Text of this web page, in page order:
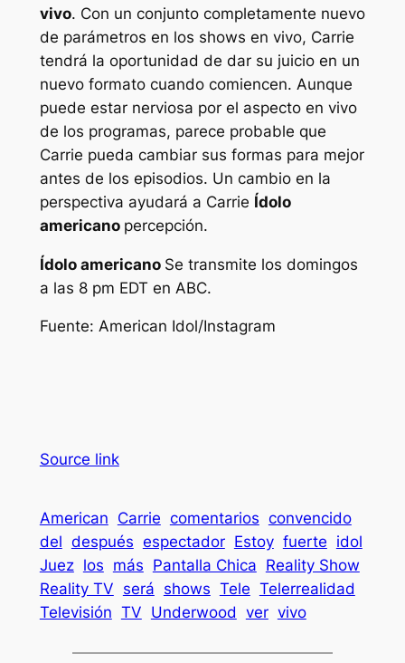
vivo. Con un conjunto completamente nuevo
de parámetros en los shows en vivo, Carrie
tendrá la oportunidad de dar su juicio en un
nuevo formato cuando comiencen. Aunque
puede estar nerviosa por el aspecto en vivo
de los programas, parece probable que
Carrie pueda cambiar sus formas para mejor
antes de los episodios. Un cambio en la
perspectiva ayudará a Carrie Ídolo
americano percepción.
Ídolo americano Se transmite los domingos
a las 8 pm EDT en ABC.
Fuente: American Idol/Instagram
Source link
American Carrie comentarios convencido
del después espectador Estoy fuerte idol
Juez los más Pantalla Chica Reality Show
Reality TV será shows Tele Telerrealidad
Televisión TV Underwood ver vivo